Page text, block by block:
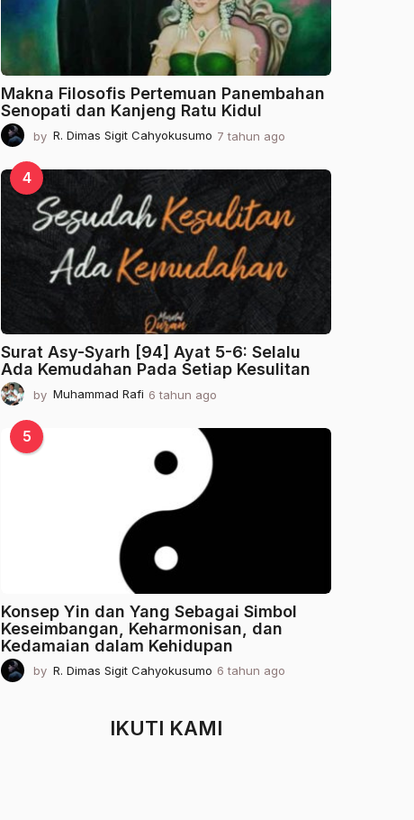
o
Makna Filosofis Pertemuan Panembahan
Senopati dan Kanjeng Ratu Kidul
by R. Dimas Sigit Cahyokusumo 7 tahun ago
a
h
n
a
o
4
Surat Asy-Syarh [94] Ayat 5-6: Selalu
Ada Kemudahan Pada Setiap Kesulitan
by Muhammad Rafi 6 tahun ago
a
5
Konsep Yin dan Yang Sebagai Simbol
Keseimbangan, Keharmonisan, dan
Kedamaian dalam Kehidupan
by R. Dimas Sigit Cahyokusumo 6 tahun ago
IKUTI KAMI